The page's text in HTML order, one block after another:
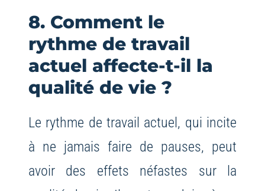
8. Comment le
rythme de travail
actuel affecte-t-il la
qualité de vie ?
Le rythme de travail actuel, qui incite
à ne jamais faire de pauses, peut
avoir des effets néfastes sur la